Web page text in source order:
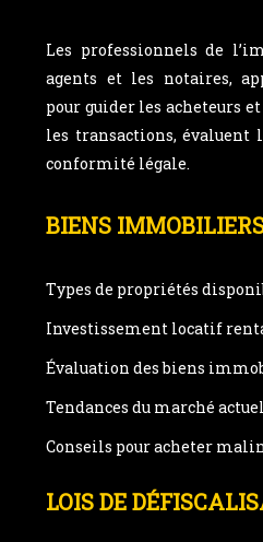
Les professionnels de
agents et les notaires,
pour guider les acheteurs
les transactions, évaluent
conformité légale.
BIENS
Types de propriétés
Investissement locatif
Évaluation des biens
Tendances du marché actuel
Conseils pour acheter
LOIS DE